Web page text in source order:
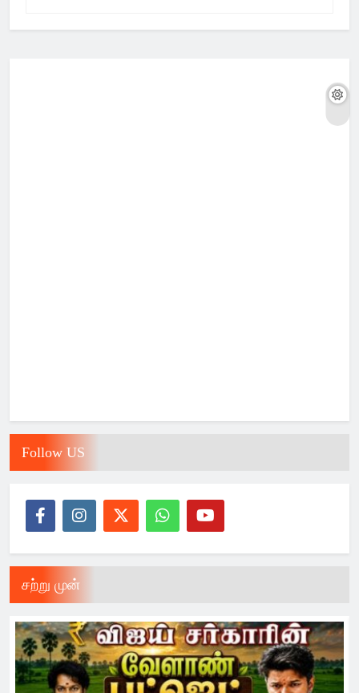
Follow US
சற்று முன்